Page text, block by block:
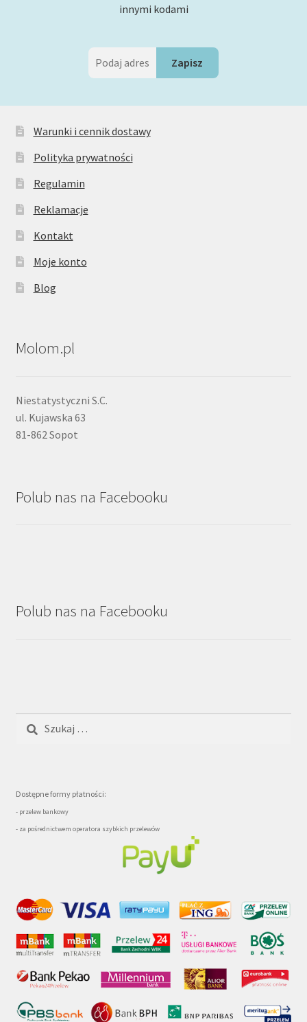
innymi kodami
Warunki i cennik dostawy
Polityka prywatności
Regulamin
Reklamacje
Kontakt
Moje konto
Blog
Molom.pl
Niestatystyczni S.C.
ul. Kujawska 63
81-862 Sopot
Polub nas na Facebooku
Polub nas na Facebooku
Dostępne formy płatności:
- przelew bankowy
- za pośrednictwem operatora szybkich przelewów